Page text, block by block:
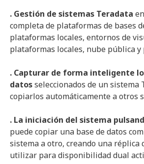
. Gestión de sistemas Teradata
completa de plataformas de bases
plataformas locales, entornos de
plataformas locales, nube pública y
. Capturar de forma inteligente
datosseleccionados de un sistema
copiarlos automáticamente a otros
. La iniciación del sistema
puede copiar una base de datos
sistema a otro, creando una réplica
utilizar para disponibilidad dual